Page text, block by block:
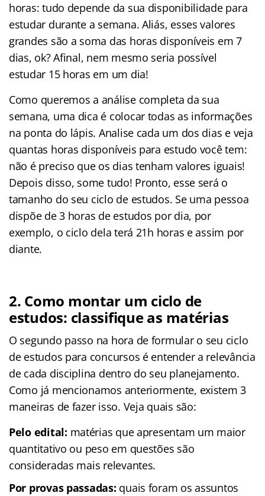
horas: tudo depende da sua disponibilidade para
estudar durante a semana. Aliás, esses valores
grandes são a soma das horas disponíveis em 7
dias, ok? Afinal, nem mesmo seria possível
estudar 15 horas em um dia!
Como queremos a análise completa da sua
semana, uma dica é colocar todas as informações
na ponta do lápis. Analise cada um dos dias e veja
quantas horas disponíveis para estudo você tem:
não é preciso que os dias tenham valores iguais!
Depois disso, some tudo! Pronto, esse será o
tamanho do seu ciclo de estudos. Se uma pessoa
dispõe de 3 horas de estudos por dia, por
exemplo, o ciclo dela terá 21h horas e assim por
diante.
2. Como montar um ciclo de
estudos: classifique as matérias
O segundo passo na hora de formular o seu ciclo
de estudos para concursos é entender a relevância
de cada disciplina dentro do seu planejamento.
Como já mencionamos anteriormente, existem 3
maneiras de fazer isso. Veja quais são:
Pelo edital: matérias que apresentam um maior
quantitativo ou peso em questões são
consideradas mais relevantes.
Por provas passadas: quais foram os assuntos